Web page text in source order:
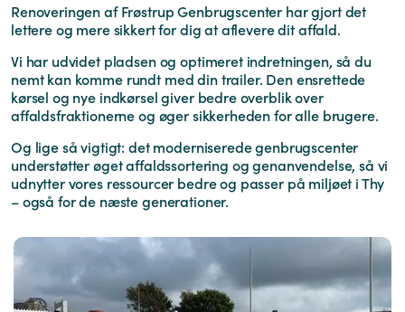
Renoveringen af Frøstrup Genbrugscenter har gjort det
lettere og mere sikkert for dig at aflevere dit affald.
Vi har udvidet pladsen og optimeret indretningen, så du
nemt kan komme rundt med din trailer. Den ensrettede
kørsel og nye indkørsel giver bedre overblik over
affaldsfraktionerne og øger sikkerheden for alle brugere.
Og lige så vigtigt: det moderniserede genbrugscenter
understøtter øget affaldssortering og genanvendelse, så vi
udnytter vores ressourcer bedre og passer på miljøet i Thy
– også for de næste generationer.